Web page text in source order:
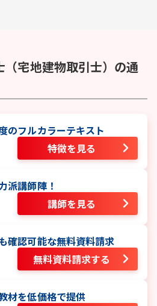
（宅地建物取引士） の通
のフルカラーテキスト
特徴を見る
派講師陣！
講師を見る
確認可能な無料資料請求
無料資料請求する
材を低価格で提供